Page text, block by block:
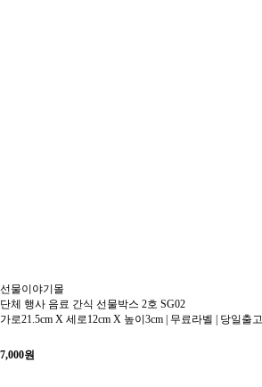
선물이야기몰
단체 행사 음료 간식 선물박스 2호 SG02
가로21.5cm X 세로12cm X 높이3cm | 무료라벨 | 당일출고
7,000원